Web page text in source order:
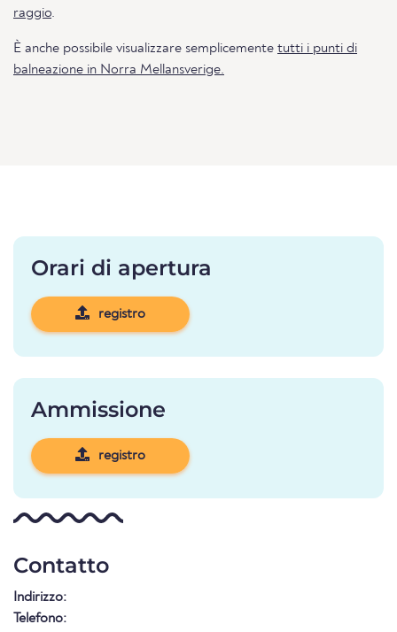
raggio.
È anche possibile visualizzare semplicemente tutti i punti di
balneazione in Norra Mellansverige.
Orari di apertura
registro
Ammissione
registro
Contatto
Indirizzo:
Telefono: